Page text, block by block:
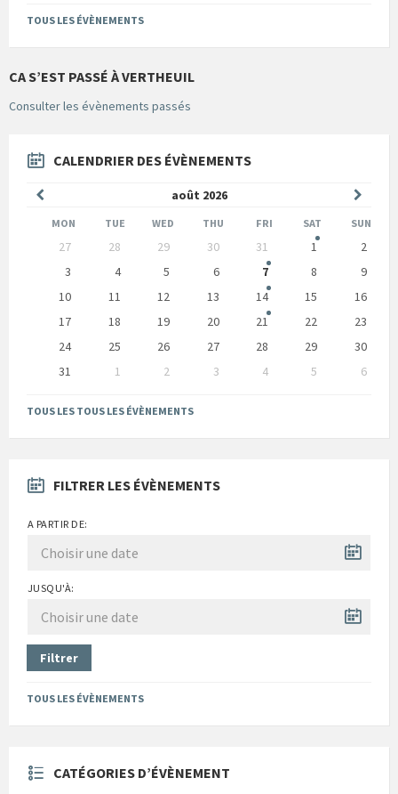
TOUS LES ÉVÈNEMENTS
CA S’EST PASSÉ À VERTHEUIL
Consulter les évènements passés
CALENDRIER DES ÉVÈNEMENTS
août 2026
précédent
MON TUE WED THU FRI SAT SUN
calendar
27 28 29 30 31 1
2
3
4 5 6 7 8
9
10
11 12 13 14 15
16
17
18 19 20 21 22
23
24
25 26 27 28 29
30
31
1 2 3 4 5
6
to
calendar
TOUS LES TOUS LES ÉVÈNEMENTS
FILTRER LES ÉVÈNEMENTS
A PARTIR DE:
JUSQU'À:
Filtrer
TOUS LES ÉVÈNEMENTS
CATÉGORIES D’ÉVÈNEMENT